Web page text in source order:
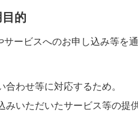
的
サービスへのお申し込み等を
合わせ等に対応するため。
みいただいたサービス等の提